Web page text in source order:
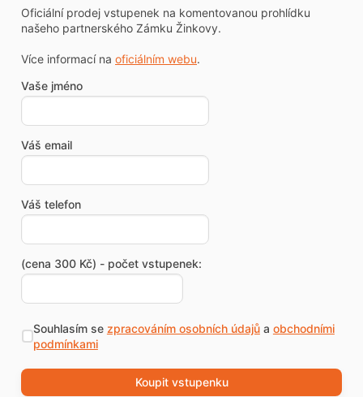
Oficiální prodej vstupenek na komentovanou prohlídku
našeho partnerského Zámku Žinkovy.
Více informací na oficiálním webu.
Vaše jméno
Váš email
Váš telefon
(cena 300 Kč) - počet vstupenek:
Souhlasím se zpracováním osobních údajůa obchodními
podmínkami
Koupit vstupenku